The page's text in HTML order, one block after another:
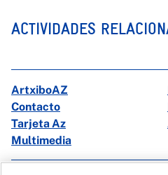
ACTIVIDADES
ArtxiboAZ
Contacto
Tarjeta Az
Multimedia